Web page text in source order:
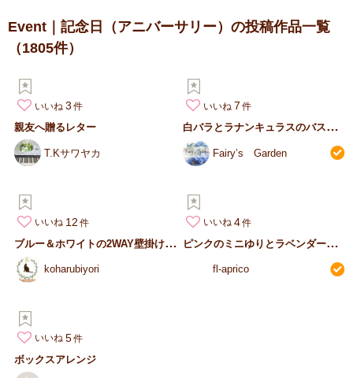
Event｜記念日（アニバーサリー）の投稿作品一覧
（1805件）
いいね 3
親友へ贈るレター
T.Kサワヤカ
いいね 7
白
バラとラナンキュラスのバスケットアレンジ
Fairy’s Garden
いいね 12
koharubiyori
いいね 4
fl-aprico
いいね 5
ボックスアレンジ